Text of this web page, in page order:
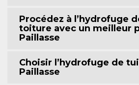
Procédez à l’hydrofuge
toiture avec un meilleur
Paillasse
Choisir l’hydrofuge de
Paillasse